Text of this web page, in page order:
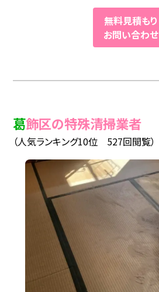
無料見積もり
お問い合わせ
葛飾区の特殊清掃業者
（人気ランキング10位 527回閲覧）